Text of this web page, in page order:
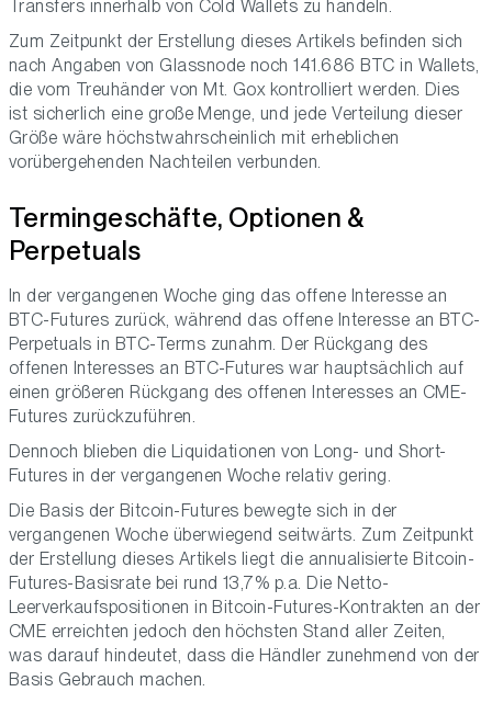
Transfers innerhalb von Cold Wallets zu handeln.
Zum Zeitpunkt der Erstellung dieses Artikels befinden sich
nach Angaben von Glassnode noch 141.686 BTC in Wallets,
die vom Treuhänder von Mt. Gox kontrolliert werden. Dies
ist sicherlich eine große Menge, und jede Verteilung dieser
Größe wäre höchstwahrscheinlich mit erheblichen
vorübergehenden Nachteilen verbunden.
Termingeschäfte, Optionen &
Perpetuals
In der vergangenen Woche ging das offene Interesse an
BTC-Futures zurück, während das offene Interesse an BTC-
Perpetuals in BTC-Terms zunahm. Der Rückgang des
offenen Interesses an BTC-Futures war hauptsächlich auf
einen größeren Rückgang des offenen Interesses an CME-
Futures zurückzuführen.
Dennoch blieben die Liquidationen von Long- und Short-
Futures in der vergangenen Woche relativ gering.
Die Basis der Bitcoin-Futures bewegte sich in der
vergangenen Woche überwiegend seitwärts. Zum Zeitpunkt
der Erstellung dieses Artikels liegt die annualisierte Bitcoin-
Futures-Basisrate bei rund 13,7% p.a. Die Netto-
Leerverkaufspositionen in Bitcoin-Futures-Kontrakten an der
CME erreichten jedoch den höchsten Stand aller Zeiten,
was darauf hindeutet, dass die Händler zunehmend von der
Basis Gebrauch machen.